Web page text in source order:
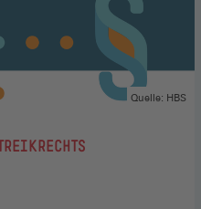
Quelle: HBS